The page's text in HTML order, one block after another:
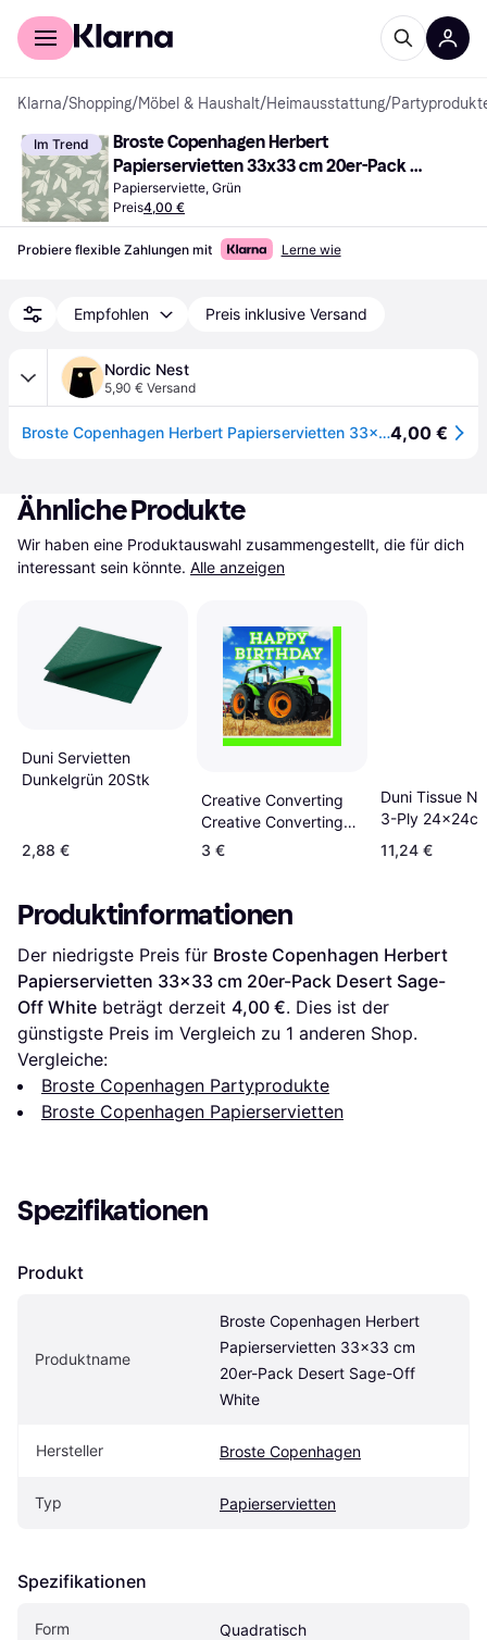
Für Shopper
Klarna/Shopping/Möbel & Haushalt/Heimausstattung/
Im Trend
Broste Copenhagen Herbert
Papierservietten 33x33 cm 20er-Pack
Desert Sage-Off White
Papierserviette, Grün
Preis4,00 €
Probiere flexible Zahlungen mit Lerne wie
Empfohlen Preis inklusive Versand
Nordic Nest
5,90 € Versand
Broste Copenhagen Herbert Papierservietten 33x33 cm 20er-Pack Desert sage-off white4,00 €
Ähnliche Produkte
Wir haben eine Produktauswahl zusammengestellt, die für dich
interessant sein könnte. Alle anzeigen
Duni Servietten
Dunkelgrün 20Stk
2,88 €
Creative Converting
Creative Converting
Tractor Time Paper
3 €
Duni Tissue
3-Ply
Hunter Green
11,24 €
Produktinformationen
Der niedrigste Preis für Broste Copenhagen Herbert
Papierservietten 33x33 cm 20er-Pack Desert Sage-
Off White beträgt derzeit 4,00 €. Dies ist der
günstigste Preis im Vergleich zu 1 anderen Shop.
Vergleiche:
Broste Copenhagen Partyprodukte
Broste Copenhagen Papierservietten
Spezifikationen
Produkt
Produktname
Broste Copenhagen Herbert
Papierservietten 33x33 cm
20er-Pack Desert Sage-Off
White
Hersteller Broste Copenhagen
Typ Papierservietten
Spezifikationen
Form Quadratisch